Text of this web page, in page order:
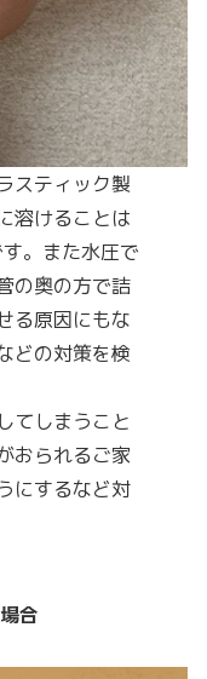
スティック製
溶けることは
。また水圧で
の奥の方で詰
る原因にもな
どの対策を検
てしまうこと
おられるご家
にするなど対
合